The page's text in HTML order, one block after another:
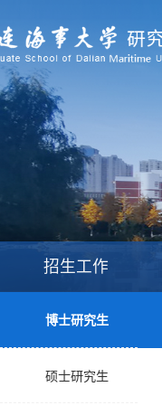
招生工作
博士研究生
硕士研究生